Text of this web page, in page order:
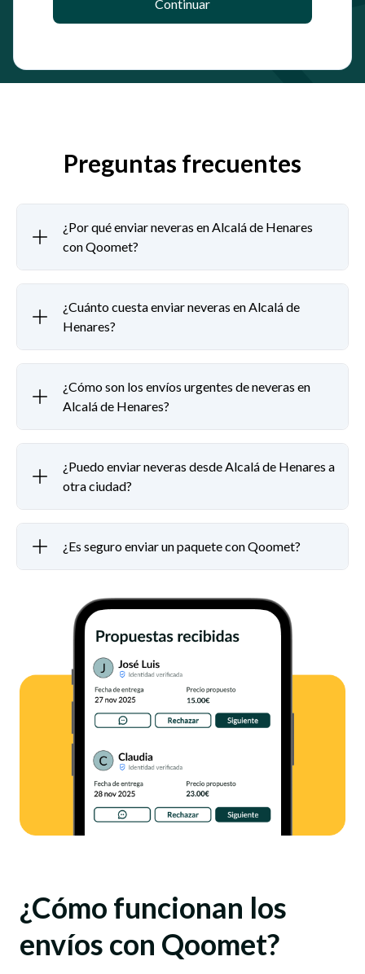
Continuar
Preguntas frecuentes
¿Por qué enviar neveras en Alcalá de Henares
con Qoomet?
¿Cuánto cuesta enviar neveras en Alcalá de
Henares?
¿Cómo son los envíos urgentes de neveras en
Alcalá de Henares?
¿Puedo enviar neveras desde Alcalá de Henares a
otra ciudad?
¿Es seguro enviar un paquete con Qoomet?
¿Cómo funcionan los
envíos con Qoomet?